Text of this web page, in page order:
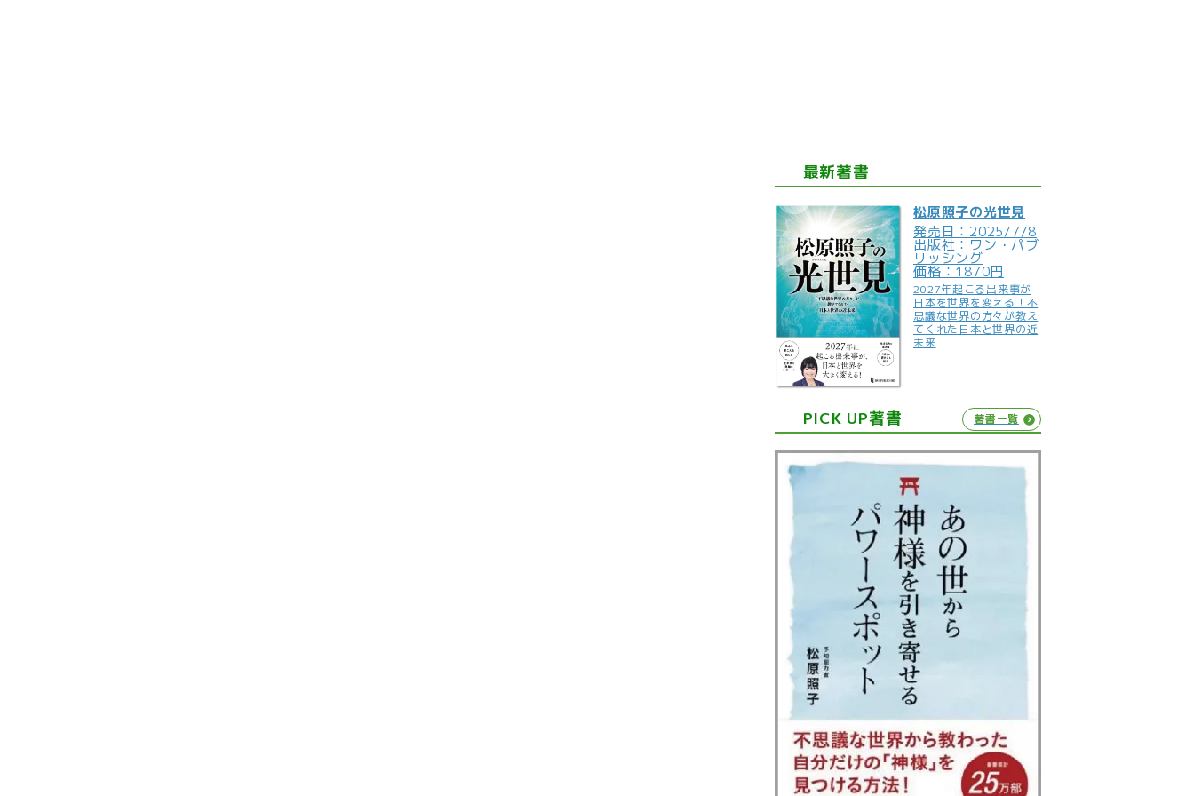
最新著書
松原照子の光世見
発売日：2025/7/8
出版社：ワン・パブ
リッシング
価格：1870円
2027年起こる出来事が
日本を世界を変える！不
思議な世界の方々が教え
てくれた日本と世界の近
未来
PICK UP著書 著書一覧